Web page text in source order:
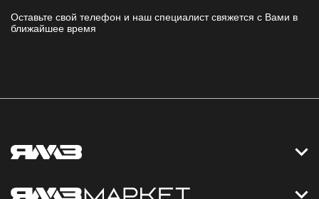
Оставьте свой телефон и наш специалист свяжется с Вами в
ближайшее время
Контакты